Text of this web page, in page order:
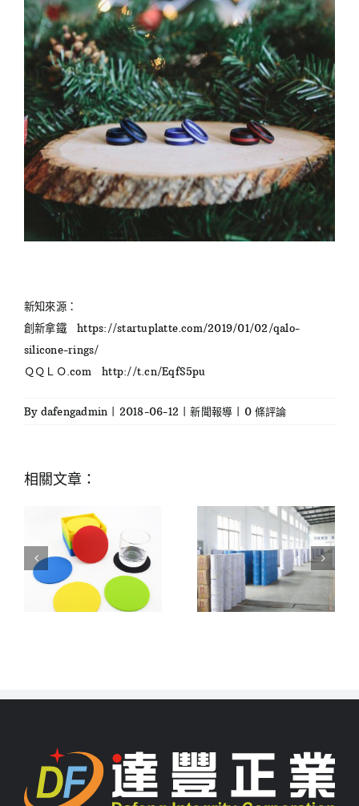
新知來源：
創新拿鐵https://startuplatte.com/2019/01/02/qalo-
silicone-rings/
ＱＱＬＯ.comhttp://t.cn/EqfS5pu
By dafengadmin 2018-06-12 新聞報導 0 條評論
相關文章：